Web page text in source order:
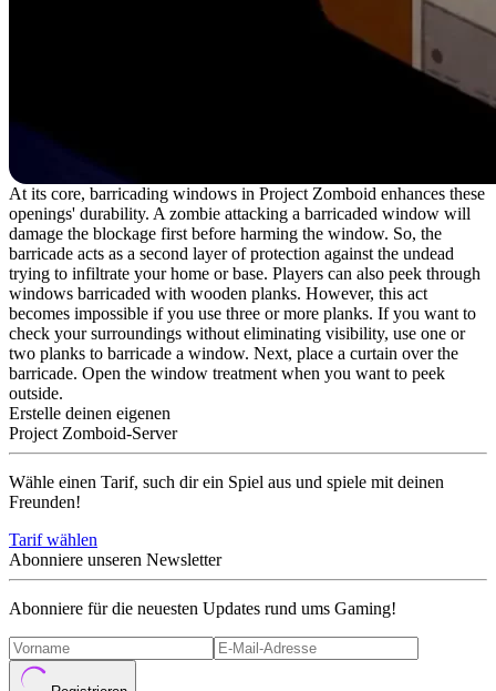
At its core, barricading windows in Project Zomboid enhances these
openings' durability. A zombie attacking a barricaded window will
damage the blockage first before harming the window. So, the
barricade acts as a second layer of protection against the undead
trying to infiltrate your home or base. Players can also peek through
windows barricaded with wooden planks. However, this act
becomes impossible if you use three or more planks. If you want to
check your surroundings without eliminating visibility, use one or
two planks to barricade a window. Next, place a curtain over the
barricade. Open the window treatment when you want to peek
outside.
Erstelle deinen eigenen
Project Zomboid-Server
Wähle einen Tarif, such dir ein Spiel aus und spiele mit deinen
Freunden!
Tarif wählen
Abonniere unseren Newsletter
Abonniere für die neuesten Updates rund ums Gaming!